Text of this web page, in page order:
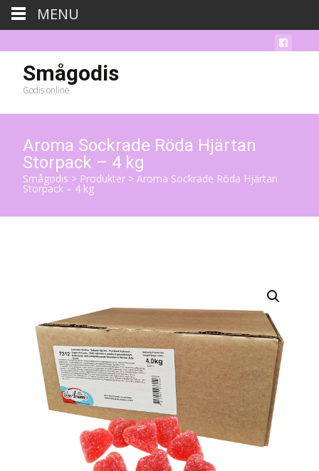
Smågodis
Godis online
Aroma Sockrade Röda Hjärtan
Storpack – 4 kg
Smågodis > Produkter > Aroma Sockrade Röda Hjärtan
Storpack – 4 kg
MENU